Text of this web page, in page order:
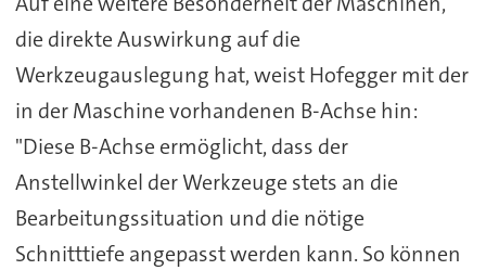
die direkte Auswirkung auf die
Werkzeugauslegung hat, weist Hofegger mit der
in der Maschine vorhandenen B-Achse hin:
"Diese B-Achse ermöglicht, dass der
Anstellwinkel der Werkzeuge stets an die
Bearbeitungssituation und die nötige
Schnitttiefe angepasst werden kann. So können